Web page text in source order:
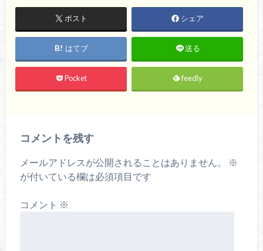
ポスト シェア
はてブ 送る
Pocket feedly
コメントを残す
メールアドレスが公開されることはありません。
※
が付いている欄は必須項目です
コメント ※